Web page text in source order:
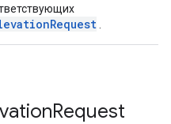
Request